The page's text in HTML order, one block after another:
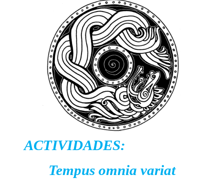
ACTIVIDADES:
Tempus omnia variat